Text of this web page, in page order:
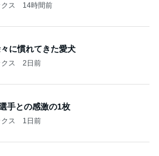
ス 14時間前
に慣れてきた愛犬
ス 2日前
手との感激の1枚
ス 1日前